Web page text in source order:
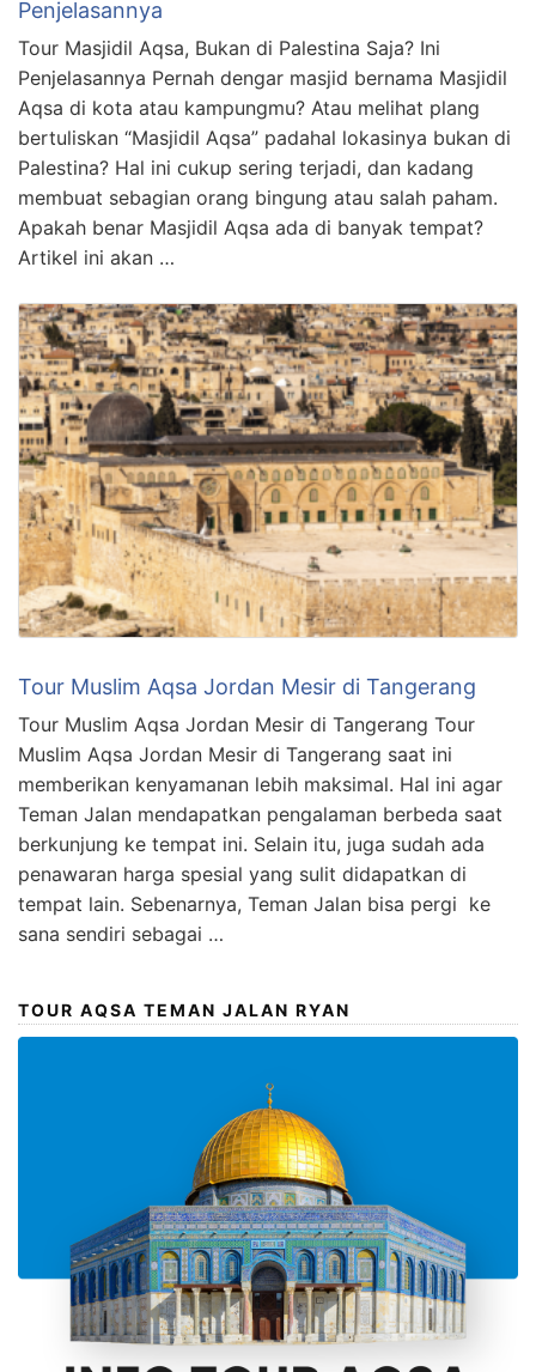
Penjelasannya
Tour Masjidil Aqsa, Bukan di Palestina Saja? Ini
Penjelasannya Pernah dengar masjid bernama Masjidil
Aqsa di kota atau kampungmu? Atau melihat plang
bertuliskan “Masjidil Aqsa” padahal lokasinya bukan di
Palestina? Hal ini cukup sering terjadi, dan kadang
membuat sebagian orang bingung atau salah paham.
Apakah benar Masjidil Aqsa ada di banyak tempat?
Artikel ini akan …
Tour Muslim Aqsa Jordan Mesir di Tangerang
Tour Muslim Aqsa Jordan Mesir di Tangerang Tour
Muslim Aqsa Jordan Mesir di Tangerang saat ini
memberikan kenyamanan lebih maksimal. Hal ini agar
Teman Jalan mendapatkan pengalaman berbeda saat
berkunjung ke tempat ini. Selain itu, juga sudah ada
penawaran harga spesial yang sulit didapatkan di
tempat lain. Sebenarnya, Teman Jalan bisa pergi ke
sana sendiri sebagai …
TOUR AQSA TEMAN JALAN RYAN